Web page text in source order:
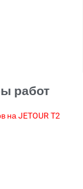
работ